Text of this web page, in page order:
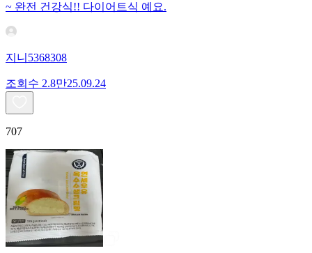
~ 완전 건강식!! 다이어트식 예요.
지니5368308
조회수 2.8만25.09.24
707